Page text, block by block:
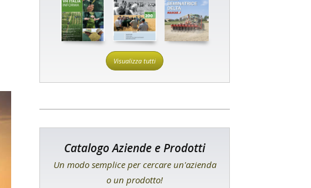
Visualizza tutti
Catalogo Aziende e Prodotti
Un modo semplice per cercare un'azienda
o un prodotto!